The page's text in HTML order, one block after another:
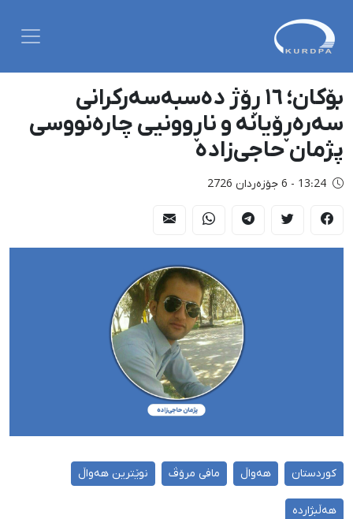
بۆکان؛ ١٦ ڕۆژ دەسبەسەرکرانی
سەرەڕۆیانە و ناڕوونیی چارەنووسی
پژمان حاجی‌زادە
13:24 - 6 جۆزەردان 2726
کوردستان هەواڵ مافی مرۆڤ نوێترین هەواڵ
هەڵبژاردە